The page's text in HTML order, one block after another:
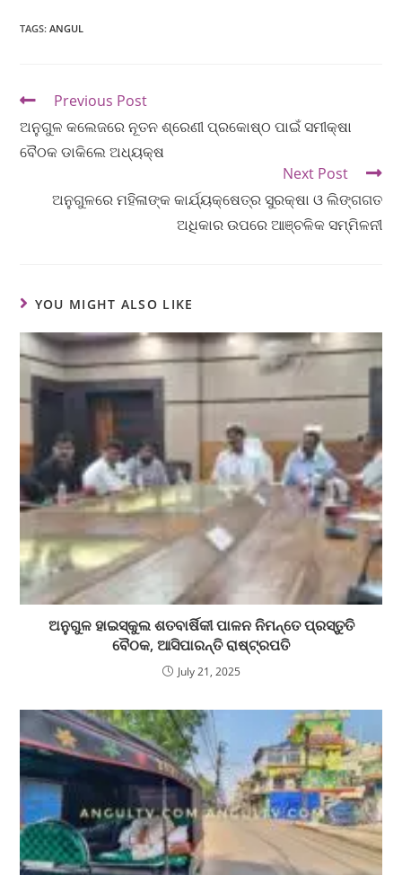
TAGS:ANGUL
Previous Post
ଅନୁଗୁଳ କଲେଜରେ ନୂତନ ଶ୍ରେଣୀ ପ୍ରକୋଷ୍ଠ ପାଇଁ ସମୀକ୍ଷା
ବୈଠକ ଡାକିଲେ ଅଧ୍ୟକ୍ଷ
Next Post
ଅନୁଗୁଳରେ ମହିଳାଙ୍କ କାର୍ଯ୍ୟକ୍ଷେତ୍ର ସୁରକ୍ଷା ଓ ଲିଙ୍ଗଗତ
ଅଧିକାର ଉପରେ ଆଞ୍ଚଳିକ ସମ୍ମିଳନୀ
YOU MIGHT ALSO LIKE
ଅନୁଗୁଳ ହାଇସ୍କୁଲ ଶତବାର୍ଷିକୀ ପାଳନ ନିମନ୍ତେ ପ୍ରସ୍ତୁତି
ବୈଠକ, ଆସିପାରନ୍ତି ରାଷ୍ଟ୍ରପତି
July 21, 2025